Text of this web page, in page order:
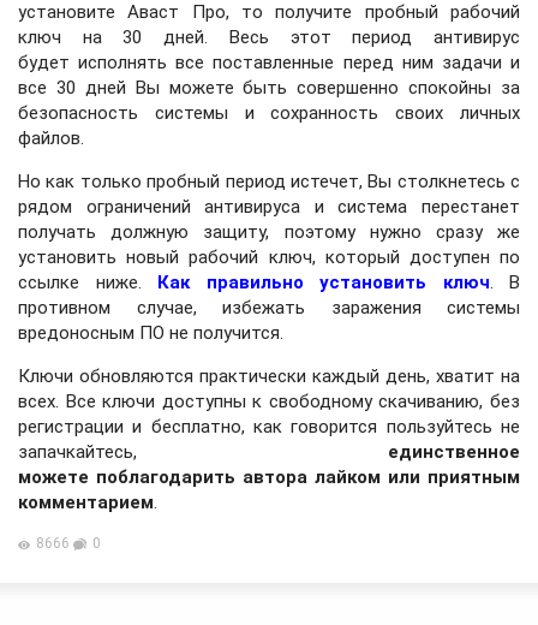
установите Аваст Про, то получите пробный рабочий
ключ на 30 дней. Весь этот период антивирус
будет исполнять все поставленные перед ним задачи и
все 30 дней Вы можете быть совершенно спокойны за
безопасность системы и сохранность своих личных
файлов.
Но как только пробный период истечет, Вы столкнетесь с
рядом ограничений антивируса и система перестанет
получать должную защиту, поэтому нужно сразу же
установить новый рабочий ключ, который доступен по
ссылке ниже.
Как правильно установить ключ. В
противном случае, избежать заражения системы
вредоносным ПО не получится.
Ключи обновляются практически каждый день, хватит на
всех. Все ключи доступны к свободному скачиванию, без
регистрации и бесплатно, как говорится пользуйтесь не
запачкайтесь, единственное
можете поблагодарить автора лайком или приятным
комментарием.
8666 0